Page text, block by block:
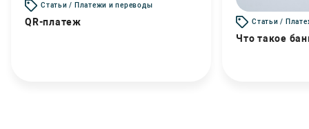
Статьи / Платежи и переводы
QR-платеж Статьи /
Что такое